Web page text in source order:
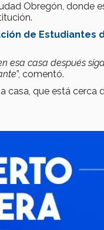
Obregón, donde
de Estudiantes
esa casa después
”, comentó.
casa, que está cerca